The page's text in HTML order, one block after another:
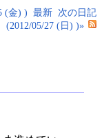
(金) ) 最新 次の日記
(2012/05/27 (日) )»